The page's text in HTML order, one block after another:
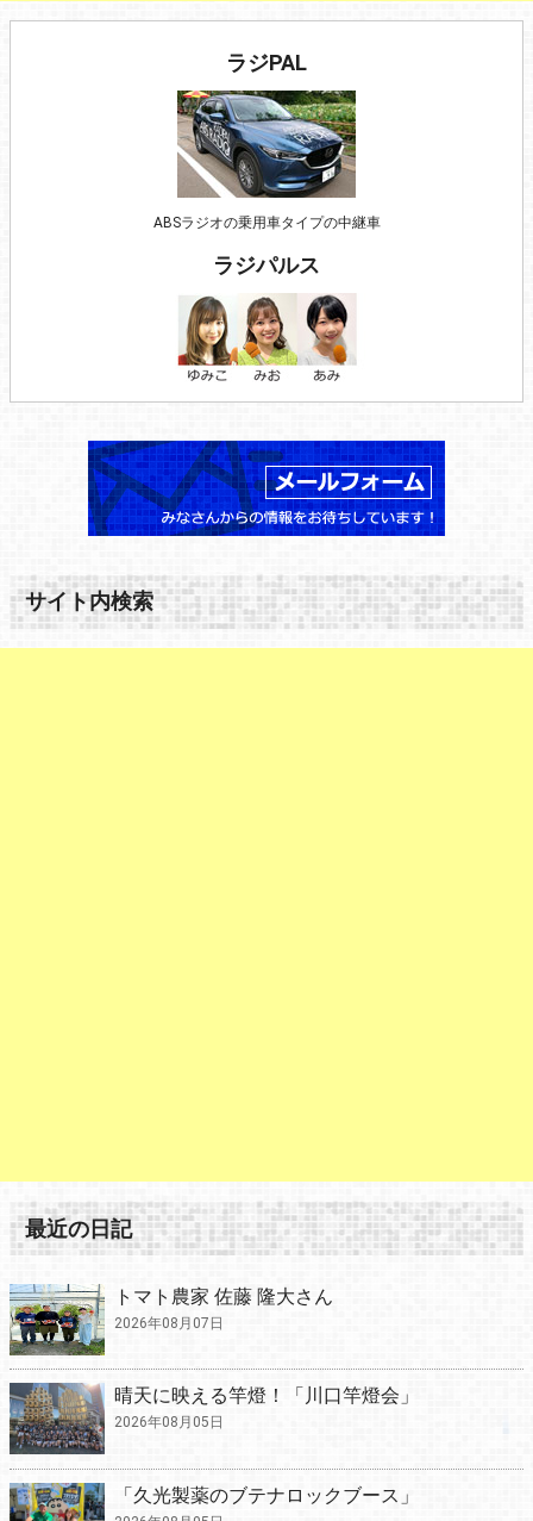
ラジPAL
ABSラジオの乗用車タイプの中継車
ラジパルス
サイト内検索
最近の日記
トマト農家 佐藤 隆大さん
2026年08月07日
晴天に映える竿燈！「川口竿燈会」
2026年08月05日
「久光製薬のブテナロックブース」